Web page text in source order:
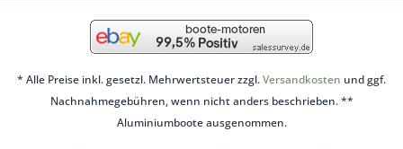
* Alle Preise inkl. gesetzl. Mehrwertsteuer zzgl.Versandkosten und ggf.
Nachnahmegebühren, wenn nicht anders beschrieben. **
Aluminiumboote ausgenommen.